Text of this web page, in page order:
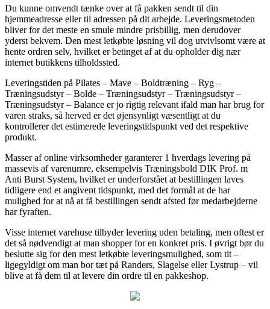
Du kunne omvendt tænke over at få pakken sendt til din
hjemmeadresse eller til adressen på dit arbejde. Leveringsmetoden
bliver for det meste en smule mindre prisbillig, men derudover
yderst bekvem. Den mest letkøbte løsning vil dog utvivlsomt være at
hente ordren selv, hvilket er betinget af at du opholder dig nær
internet butikkens tilholdssted.
Leveringstiden på Pilates – Mave – Boldtræning – Ryg –
Træningsudstyr – Bolde – Træningsudstyr – Træningsudstyr –
Træningsudstyr – Balance er jo rigtig relevant ifald man har brug for
varen straks, så herved er det øjensynligt væsentligt at du
kontrollerer det estimerede leveringstidspunkt ved det respektive
produkt.
Masser af online virksomheder garanterer 1 hverdags levering på
massevis af varenumre, eksempelvis Træningsbold DIK Prof. m
Anti Burst System, hvilket er underforstået at bestillingen laves
tidligere end et angivent tidspunkt, med det formål at de har
mulighed for at nå at få bestillingen sendt afsted før medarbejderne
har fyraften.
Visse internet varehuse tilbyder levering uden betaling, men oftest er
det så nødvendigt at man shopper for en konkret pris. I øvrigt bør du
beslutte sig for den mest letkøbte leveringsmulighed, som tit –
ligegyldigt om man bor tæt på Randers, Slagelse eller Lystrup – vil
blive at få dem til at levere din ordre til en pakkeshop.